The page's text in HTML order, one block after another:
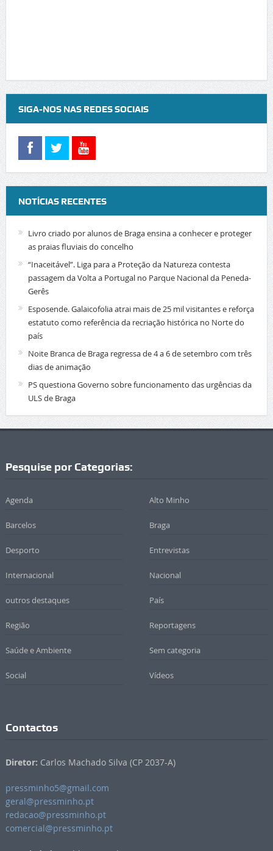
SIGA-NOS NAS REDES SOCIAIS
NOTÍCIAS RECENTES
Livro criado por alunos de Braga ensina a conhecer e proteger
as praias fluviais do concelho
“Inaceitável”. Liga para a Proteção da Natureza contesta
passagem da Volta a Portugal no Parque Nacional da Peneda-
Gerês
Esposende. Galaicofolia atrai mais de 25 mil visitantes e reforça
estatuto como referência da recriação histórica no Norte do
país
Noite Branca de Braga regressa de 4 a 6 de setembro com três
dias de animação
PS questiona Governo sobre funcionamento das urgências da
ULS de Braga
Pesquise por Categorias:
Agenda Alto Minho
Barcelos Braga
Desporto Entrevistas
Internacional Nacional
outros destaques País
Região Reportagens
Saúde e Ambiente Sem categoria
Social Vídeos
Contactos
Diretor: Carlos Machado Silva (CP 2037-A)
pressminho5@gmail.com
geral@pressminho.pt
redacao@pressminho.pt
comercial@pressminho.pt